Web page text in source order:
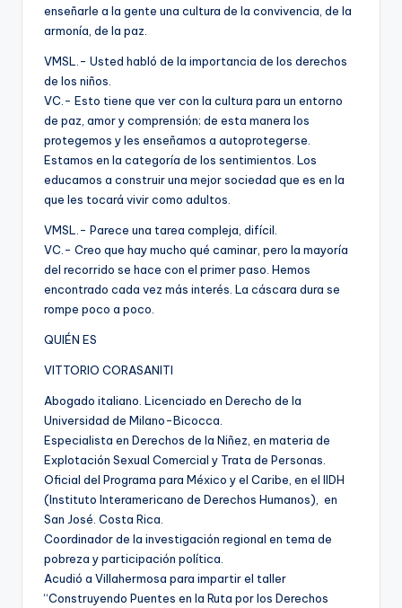
enseñarle a la gente una cultura de la convivencia, de la
armonía, de la paz.
VMSL.- Usted habló de la importancia de los derechos
de los niños.
VC.- Esto tiene que ver con la cultura para un entorno
de paz, amor y comprensión; de esta manera los
protegemos y les enseñamos a autoprotegerse.
Estamos en la categoría de los sentimientos. Los
educamos a construir una mejor sociedad que es en la
que les tocará vivir como adultos.
VMSL.- Parece una tarea compleja, difícil.
VC.- Creo que hay mucho qué caminar, pero la mayoría
del recorrido se hace con el primer paso. Hemos
encontrado cada vez más interés. La cáscara dura se
rompe poco a poco.
QUIÉN ES
VITTORIO CORASANITI
Abogado italiano. Licenciado en Derecho de la
Universidad de Milano-Bicocca.
Especialista en Derechos de la Niñez, en materia de
Explotación Sexual Comercial y Trata de Personas.
Oficial del Programa para México y el Caribe, en el IIDH
(Instituto Interamericano de Derechos Humanos), en
San José. Costa Rica.
Coordinador de la investigación regional en tema de
pobreza y participación política.
Acudió a Villahermosa para impartir el taller
“Construyendo Puentes en la Ruta por los Derechos